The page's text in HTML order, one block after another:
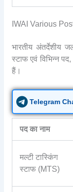
IWAI Various
भारतीय अंतर्देशीय
स्टाफ एवं विभिन्न
हैं।
Telegram
पद का नाम
मल्टी टास्किंग
स्टाफ (MTS)